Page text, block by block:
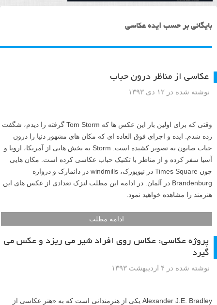
بایگانی بر حسب ایده عکاسی
عکاسی از مناظر درون حباب
نوشته شده در ۱۲ دی ۱۳۹۳
وقتی که برای اولین بار این عکس ها که Tom Storm گرفته را دیدم، شگفت
زده شدم. ایده و اجرای فوق العاده ای که مکان های مشهور دنیا را درون
حباب صابون به تصویر کشیده است. Storm به بخش هایی از آمریکا، اروپا و
آسیا سفر کرده و از مناظر با تکنیک حباب عکاسی کرده است. مکان هایی
چون Times Square در نیویورک، windmills در دانمارک و دروازه
Brandenburg در آلمان. در ادامه این مطلب لنزک تعدادی از عکس های این
هنرمند را مشاهده خواهید نمود.
ادامه مطلب
پروژه عکاسی: عکاس روی افراد شیر می ریزد و عکس می
گیرد
نوشته شده در ۴ اردیبهشت ۱۳۹۳
Alexander J.E. Bradley یکی از هنرمندانی است که به «هنر عکاسی از